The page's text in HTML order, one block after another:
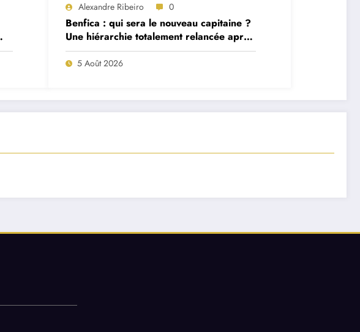
Alexandre Ribeiro 0
Benfica : qui sera le nouveau capitaine ?
Une hiérarchie totalement relancée après
deux départs majeurs
5 Août 2026